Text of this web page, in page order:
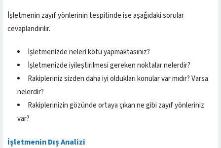
İşletmenin zayıf yönlerinin tespitinde ise aşağıdaki sorular
cevaplandırılır.
İşletmenizde neleri kötü yapmaktasınız?
İşletmenizde iyileştirilmesi gereken noktalar nelerdir?
Rakipleriniz sizden daha iyi oldukları konular var mıdır? Varsa
nelerdir?
Rakiplerinizin gözünde ortaya çıkan ne gibi zayıf yönleriniz
var?
İşletmenin Dış Analizi